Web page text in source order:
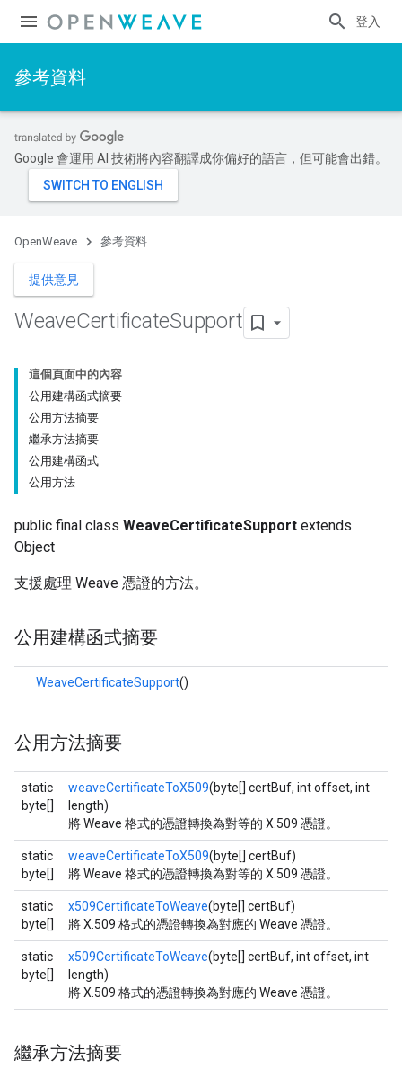
登入
參考資料
Google 會運用 AI 技術將內容翻譯成你偏好的語言，但可能會出錯。
OpenWeave 參考資料
提供意見
WeaveCertificateSupport
這個頁面中的內容
公用建構函式摘要
公用方法摘要
繼承方法摘要
公用建構函式
公用方法
public final class WeaveCertificateSupport extends
Object
支援處理 Weave 憑證的方法。
公用建構函式摘要
WeaveCertificateSupport()
公用方法摘要
static
byte[]
weaveCertificateToX509(byte[] certBuf, int offset, int
length)
將 Weave 格式的憑證轉換為對等的 X.509 憑證。
static
byte[]
weaveCertificateToX509(byte[] certBuf)
將 Weave 格式的憑證轉換為對等的 X.509 憑證。
static
byte[]
x509CertificateToWeave(byte[] certBuf)
將 X.509 格式的憑證轉換為對應的 Weave 憑證。
static
byte[]
x509CertificateToWeave(byte[] certBuf, int offset, int
length)
將 X.509 格式的憑證轉換為對應的 Weave 憑證。
繼承方法摘要